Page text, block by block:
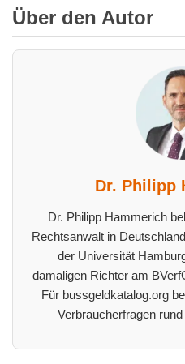
Über den Autor
Dr. Philipp
Dr. Philipp Hammerich
Rechtsanwalt in
der Universität
damaligen Richter am
Für bussgeldkatalog.org
Verbraucherfragen